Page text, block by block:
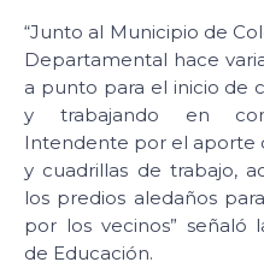
“Junto al Municipio de
Departamental hace
a punto para el inicio de
y trabajando en
Intendente por el aporte
y cuadrillas de trabajo,
los predios aledaños
por los vecinos” señaló
de Educación.